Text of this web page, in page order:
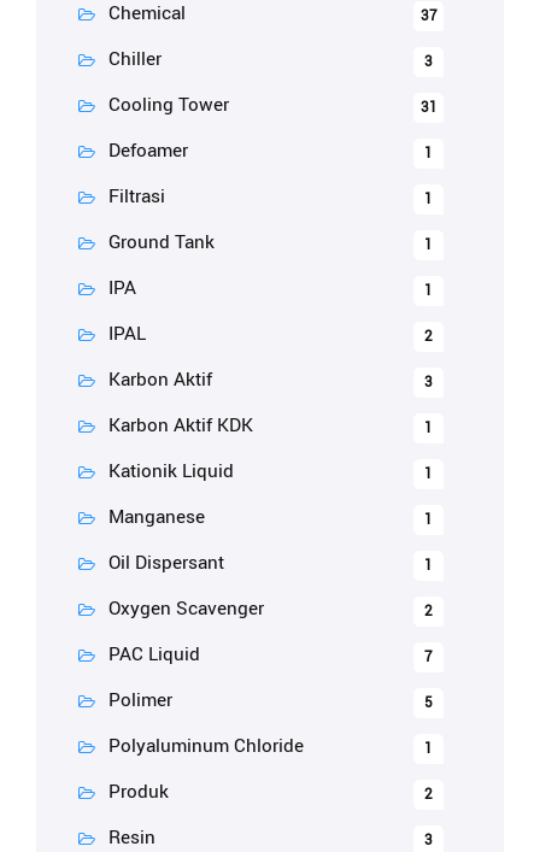
Chemical 37
Chiller 3
Cooling Tower 31
Defoamer 1
Filtrasi 1
Ground Tank 1
IPA 1
IPAL 2
Karbon Aktif 3
Karbon Aktif KDK 1
Kationik Liquid 1
Manganese 1
Oil Dispersant 1
Oxygen Scavenger 2
PAC Liquid 7
Polimer 5
Polyaluminum Chloride 1
Produk 2
Resin 3